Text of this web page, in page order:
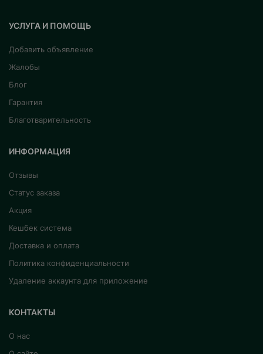
УСЛУГА И ПОМОЩЬ
Добавить объявление
Жалобы
Блог
Гарантия
Благотварительность
ИНФОРМАЦИЯ
Отзывы
Статус заказа
Акция
Кешбек система
Доставка и оплата
Политика конфиденциальности
Удаление аккаунта для приложение
КОНТАКТЫ
О нас